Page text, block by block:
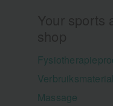
Massage